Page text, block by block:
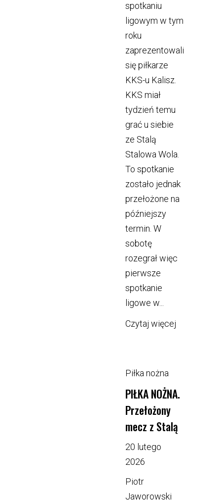
spotkaniu
ligowym w tym
roku
zaprezentowali
się piłkarze
KKS-u Kalisz.
KKS miał
tydzień temu
grać u siebie
ze Stalą
Stalowa Wola.
To spotkanie
zostało jednak
przełożone na
późniejszy
termin. W
sobotę
rozegrał więc
pierwsze
spotkanie
ligowe w...
Czytaj więcej
Piłka nożna
PIŁKA NOŻNA.
Przełożony
mecz z Stalą
20 lutego
2026
Piotr
Jaworowski